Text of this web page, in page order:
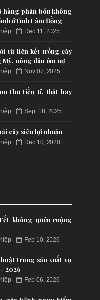
hàng phân bón không
ở tỉnh Lâm Đồng
Dec 11, 2025
từ liên kết trồng cây
Mỹ, nông dân ôm nợ
Nov 07, 2025
thu tiền tỉ, thật hay
Sept 18, 2025
cây siêu lợi nhuận
Dec 10, 2020
không quên ruộng
Feb 10, 2026
trong sản xuất vụ
2026
Feb 06, 2026